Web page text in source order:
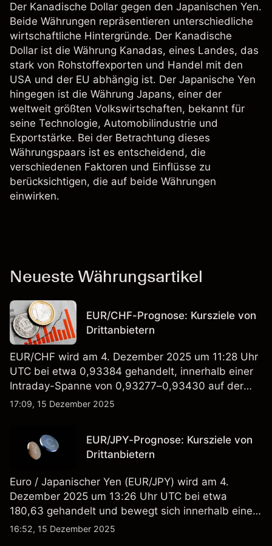
Der Kanadische Dollar gegen den Japanischen Yen.
Beide Währungen repräsentieren unterschiedliche
wirtschaftliche Hintergründe. Der Kanadische
Dollar ist die Währung Kanadas, eines Landes, das
stark von Rohstoffexporten und Handel mit den
USA und der EU abhängig ist. Der Japanische Yen
hingegen ist die Währung Japans, einer der
weltweit größten Volkswirtschaften, bekannt für
seine Technologie, Automobilindustrie und
Exportstärke. Bei der Betrachtung dieses
Währungspaars ist es entscheidend, die
verschiedenen Faktoren und Einflüsse zu
berücksichtigen, die auf beide Währungen
einwirken.
Neueste Währungsartikel
EUR/CHF-Prognose: Kursziele von
Drittanbietern
EUR/CHF wird am 4. Dezember 2025 um 11:28 Uhr
UTC bei etwa 0,93384 gehandelt, innerhalb einer
Intraday-Spanne von 0,93277–0,93430 auf der
Capital.com-Plattform.
17:09, 15 Dezember 2025
EUR/JPY-Prognose: Kursziele von
Drittanbietern
Euro / Japanischer Yen (EUR/JPY) wird am 4.
Dezember 2025 um 13:26 Uhr UTC bei etwa
180,63 gehandelt und bewegt sich innerhalb einer
Intraday-Spanne von 180,46–181,36 im Forex-CFD-
16:52, 15 Dezember 2025